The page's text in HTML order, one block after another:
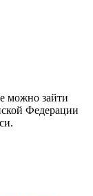
можно зайти
Федерации